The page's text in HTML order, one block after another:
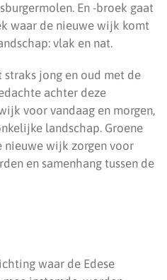
En -broek gaat
waar de nieuwe wijk komt
vlak en nat.
jong en oud met de
achter deze
voor vandaag en morgen,
landschap. Groene
nieuwe wijk zorgen voor
en samenhang tussen de
waar de Edese